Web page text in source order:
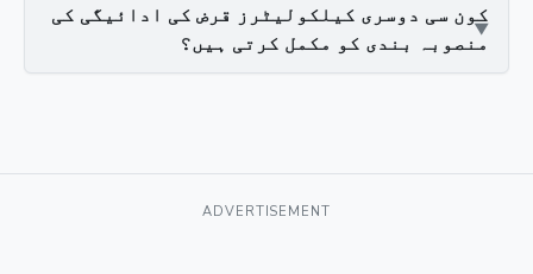
کون سی دوسری کیلکولیٹرز قرض کی ادائیگی کی
منصوبہ بندی کو مکمل کرتی ہیں؟
ADVERTISEMENT